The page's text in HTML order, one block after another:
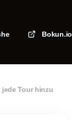
Bokun.io
Tour hinzu